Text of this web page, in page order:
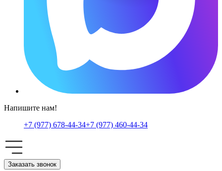
Напишите нам!
+7 (977) 678-44-34+7 (977) 460-44-34
Заказать звонок